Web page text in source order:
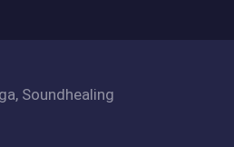
Soundhealing